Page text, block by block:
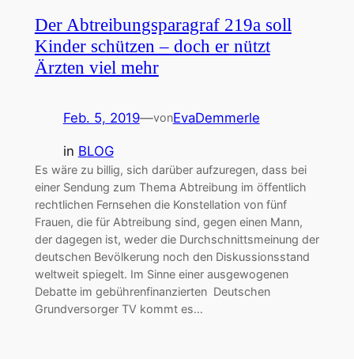
Der Abtreibungsparagraf 219a soll
Kinder schützen – doch er nützt
Ärzten viel mehr
Feb. 5, 2019—vonEvaDemmerle
in BLOG
Es wäre zu billig, sich darüber aufzuregen, dass bei
einer Sendung zum Thema Abtreibung im öffentlich
rechtlichen Fernsehen die Konstellation von fünf
Frauen, die für Abtreibung sind, gegen einen Mann,
der dagegen ist, weder die Durchschnittsmeinung der
deutschen Bevölkerung noch den Diskussionsstand
weltweit spiegelt. Im Sinne einer ausgewogenen
Debatte im gebührenfinanzierten Deutschen
Grundversorger TV kommt es…